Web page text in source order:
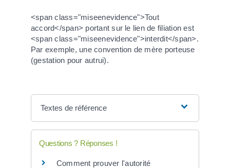
<span class="miseenevidence">Tout
accord</span> portant sur le lien de filiation est
<span class="miseenevidence">interdit</span>.
Par exemple, une convention de mère porteuse
(gestation pour autrui).
Textes de référence
Questions ? Réponses !
Comment prouver l'autorité